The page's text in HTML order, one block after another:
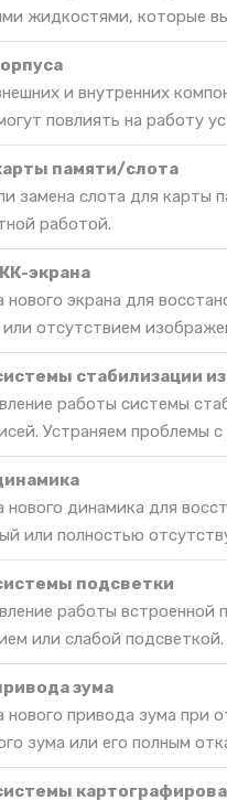
жидкостями, которые
и внутренних
повлиять на работу
памяти/слота
замена слота для карты
работой.
экрана
нового экрана для
отсутствием
стабилизации
работы системы
Устраняем проблемы
нового динамика для
или полностью
подсветки
работы встроенной
или слабой подсветкой.
зума
нового привода зума при
зума или его полным